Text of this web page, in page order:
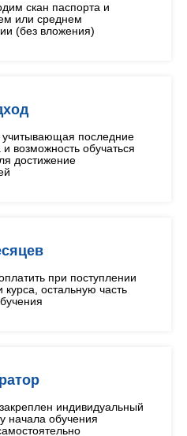
скан паспорта и
или среднем
(без вложения)
учитывающая последние
возможность обучаться
достижение
при поступлении
курса, остальную часть
индивидуальный
начала обучения